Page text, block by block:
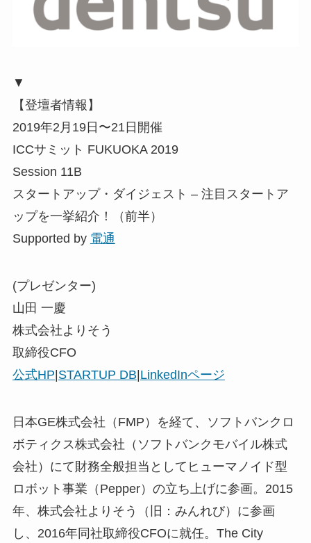
▼
【登壇者情報】
2019年2月19日〜21日開催
ICCサミット FUKUOKA 2019
Session 11B
スタートアップ・ダイジェスト – 注目スタートア
ップを一挙紹介！（前半）
Supported by 電通
(プレゼンター)
山田 一慶
株式会社よりそう
取締役CFO
公式HP STARTUP DB LinkedInページ
日本GE株式会社（FMP）を経て、ソフトバンクロ
ボティクス株式会社（ソフトバンクモバイル株式
会社）にて財務全般担当としてヒューマノイド型
ロボット事業（Pepper）の立ち上げに参画。2015
年、株式会社よりそう（旧：みんれび）に参画
し、2016年同社取締役CFOに就任。The City